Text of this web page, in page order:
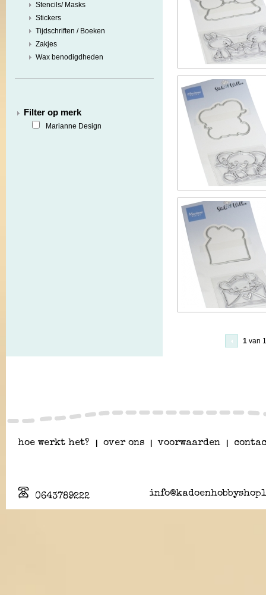
Stencils/ Masks
Stickers
Tijdschriften / Boeken
Zakjes
Wax benodigdheden
Filter op merk
Marianne Design
1van 1
hoe werkt het? over ons voorwaarden
0643789222